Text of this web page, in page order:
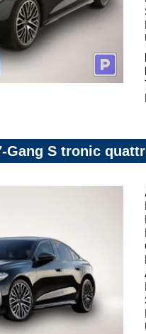
Gang S tronic